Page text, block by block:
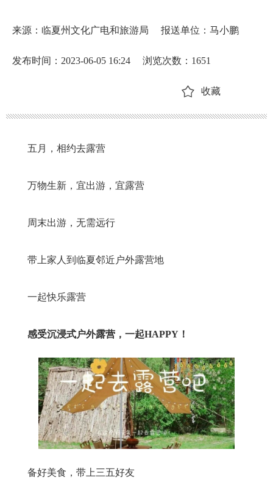
来源：临夏州文化广电和旅游局 报送单位：马小鹏
发布时间：2023-06-05 16:24 浏览次数： 1651
收藏
五月，相约去露营
万物生新，宜出游，宜露营
周末出游，无需远行
带上家人到临夏邻近户外露营地
一起快乐露营
感受沉浸式户外露营，一起HAPPY！
备好美食，带上三五好友